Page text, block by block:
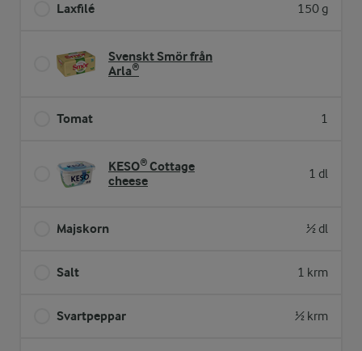
Laxfilé 150 g
Svenskt Smör från
Arla®
Tomat 1
KESO® Cottage
cheese
1 dl
Majskorn ½ dl
Salt 1 krm
Svartpeppar ½ krm